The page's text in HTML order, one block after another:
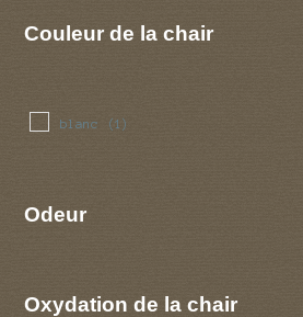
Couleur de la chair
blanc (1)
Odeur
Oxydation de la chair